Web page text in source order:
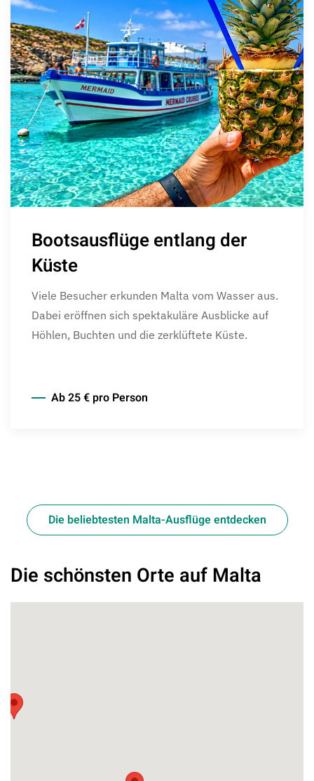
Bootsausflüge entlang der
Küste
Viele Besucher erkunden Malta vom Wasser aus.
Dabei eröffnen sich spektakuläre Ausblicke auf
Höhlen, Buchten und die zerklüftete Küste.
Ab 25 € pro Person
Die beliebtesten Malta-Ausflüge entdecken
Die schönsten Orte auf Malta